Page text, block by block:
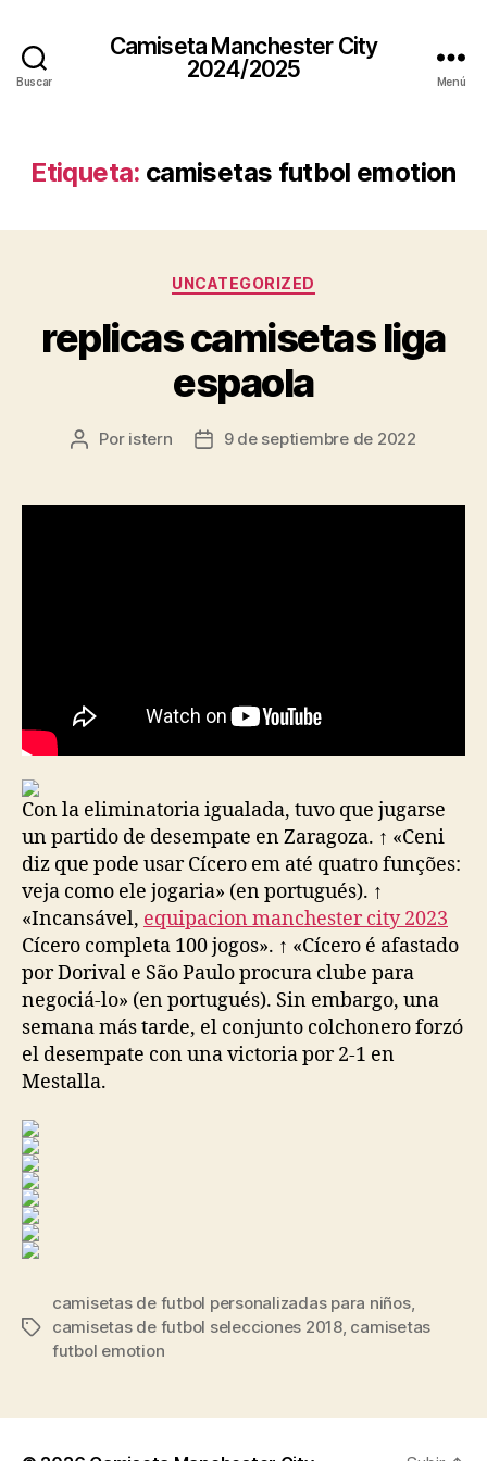
Buscar
Camiseta Manchester City
2024/2025
Menú
Etiqueta: camisetas futbol emotion
Categorías
UNCATEGORIZED
replicas camisetas liga
espaola
Autor
entrada
Por istern
Fecha
entrada
9 de septiembre de 2022
Con la eliminatoria igualada, tuvo que jugarse
un partido de desempate en Zaragoza. ↑ «Ceni
diz que pode usar Cícero em até quatro funções:
veja como ele jogaria» (en portugués). ↑
«Incansável, equipacion manchester city 2023
Cícero completa 100 jogos». ↑ «Cícero é afastado
por Dorival e São Paulo procura clube para
negociá-lo» (en portugués). Sin embargo, una
semana más tarde, el conjunto colchonero forzó
el desempate con una victoria por 2-1 en
Mestalla.
Etiquetas
camisetas de futbol personalizadas para niños,
camisetas de futbol selecciones 2018, camisetas
futbol emotion